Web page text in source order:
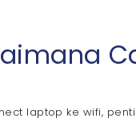
di MacBook
laptop ke wifi,